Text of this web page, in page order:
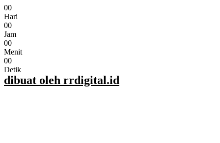
00
Hari
00
Jam
00
Menit
00
Detik
dibuat oleh rrdigital.id